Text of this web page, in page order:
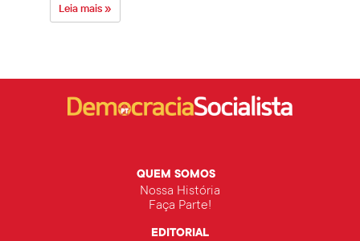
Leia mais »
QUEM SOMOS
Nossa História
Faça Parte!
EDITORIAL